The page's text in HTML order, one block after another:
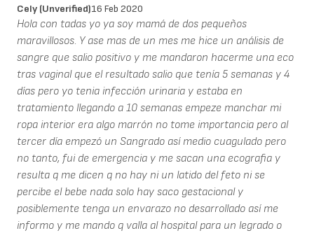
Cely (unverified)16 Feb 2020
Hola con tadas yo ya soy mamá de dos pequeños
maravillosos. Y ase mas de un mes me hice un análisis de
sangre que salio positivo y me mandaron hacerme una eco
tras vaginal que el resultado salio que tenía 5 semanas y 4
días pero yo tenia infección urinaria y estaba en
tratamiento llegando a 10 semanas empeze manchar mi
ropa interior era algo marrón no tome importancia pero al
tercer día empezó un Sangrado así medio cuagulado pero
no tanto, fui de emergencia y me sacan una ecografia y
resulta q me dicen q no hay ni un latido del feto ni se
percibe el bebe nada solo hay saco gestacional y
posiblemente tenga un envarazo no desarrollado así me
informo y me mando q valla al hospital para un legrado o